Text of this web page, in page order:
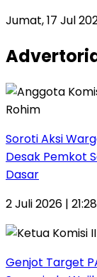
Jumat, 17 Jul
Soroti Aksi
Desak Pemkot
Dasar
2 Juli 2026 |
Genjot Target